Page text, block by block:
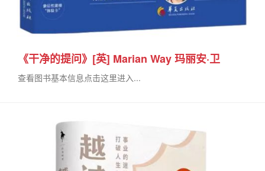
《干净的提问》[英] Marian Way 玛丽安·卫
查看图书基本信息点击这里进入...